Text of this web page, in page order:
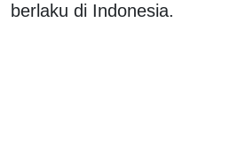
berlaku di Indonesia.